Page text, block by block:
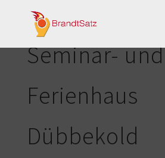
Seminar- und
Ferienhaus
Dübbekold